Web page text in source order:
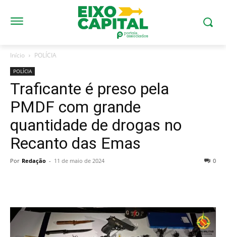
Início POLÍCIA
POLÍCIA
Traficante é preso pela
PMDF com grande
quantidade de drogas no
Recanto das Emas
Por Redação - 11 de maio de 2024 0